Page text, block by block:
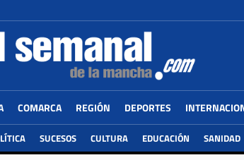
COMARCA REGIÓN DEPORTES
SUCESOS CULTURA EDUCACIÓN SANIDAD